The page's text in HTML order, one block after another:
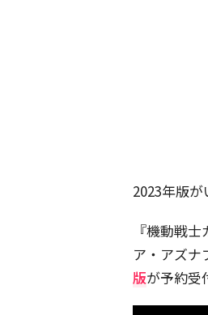
2023年版が
『機動戦
ア・アズナ
版が予約受